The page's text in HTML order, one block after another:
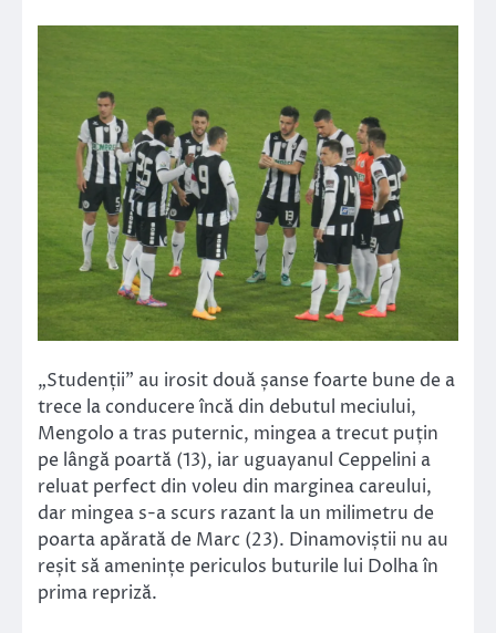
„Studenții” au irosit două șanse foarte bune de a
trece la conducere încă din debutul meciului,
Mengolo a tras puternic, mingea a trecut puțin
pe lângă poartă (13), iar uguayanul Ceppelini a
reluat perfect din voleu din marginea careului,
dar mingea s-a scurs razant la un milimetru de
poarta apărată de Marc (23). Dinamoviștii nu au
reșit să amenințe periculos buturile lui Dolha în
prima repriză.